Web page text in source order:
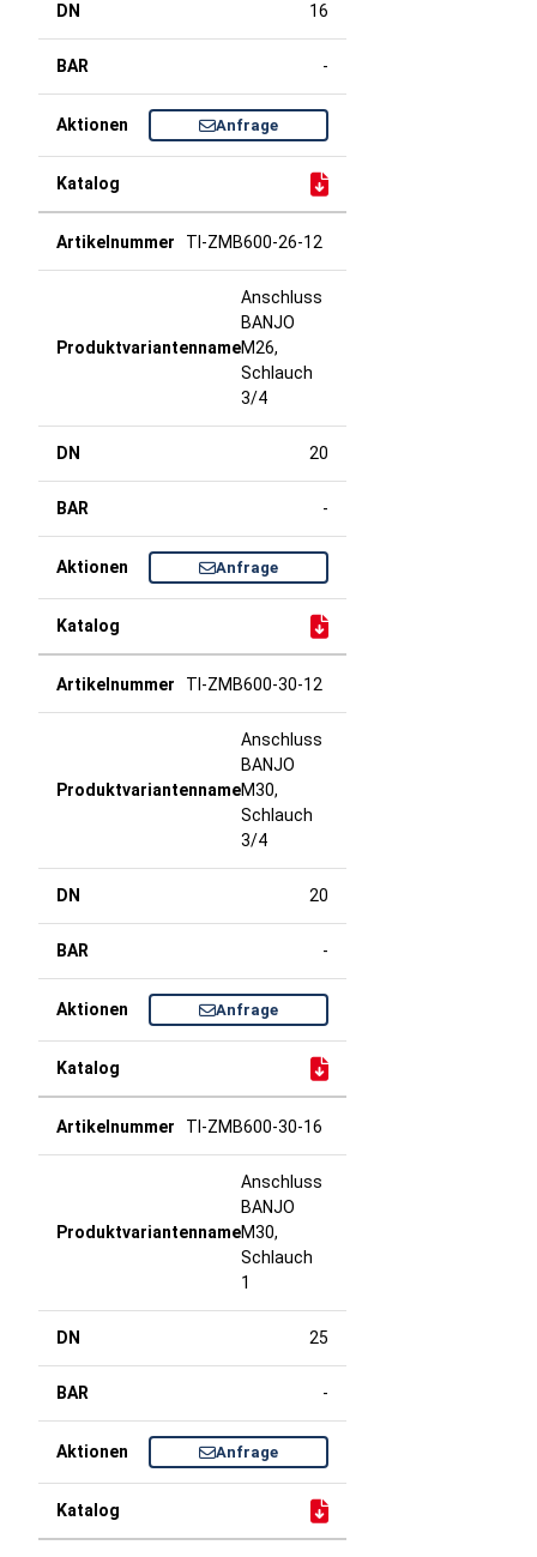
16
-
Anfrage
TI-ZMB600-26-12
Anschluss
BANJO
M26,
Schlauch
3/4
20
-
Anfrage
TI-ZMB600-30-12
Anschluss
BANJO
M30,
Schlauch
3/4
20
-
Anfrage
TI-ZMB600-30-16
Anschluss
BANJO
M30,
Schlauch
1
25
-
Anfrage